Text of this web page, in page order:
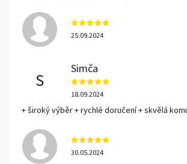
25.09.2024
S
Simča
18.09.2024
+ široký výběr + rychlé doručení + skvělá
30.05.2024